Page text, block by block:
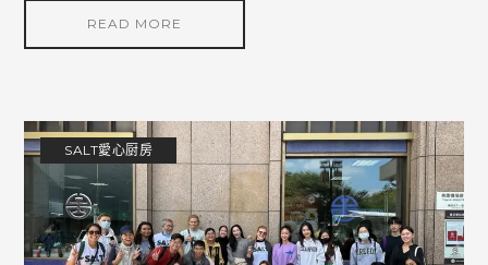
READ MORE
SALT愛心厨房